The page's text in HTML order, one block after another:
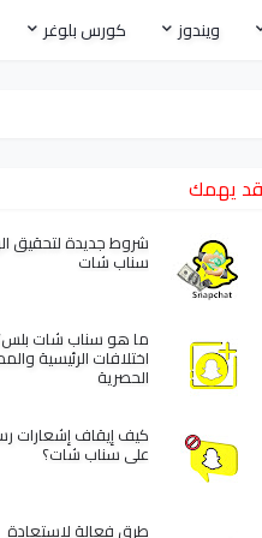
ويندوز كورس بلوغر
قد يهمك
شروط جديدة لتحقيق
سناب شات
ما هو سناب شات
اختلافات الرئيسية
الحصرية
كيف إيقاف إشعارات
على سناب شات؟
طرق فعالة لاستعادة